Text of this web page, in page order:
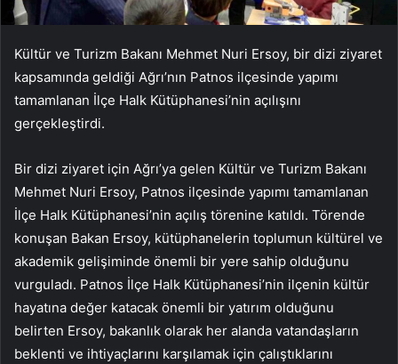
Kültür ve Turizm Bakanı Mehmet Nuri Ersoy, bir dizi ziyaret
kapsamında geldiği Ağrı’nın Patnos ilçesinde yapımı
tamamlanan İlçe Halk Kütüphanesi’nin açılışını
gerçekleştirdi.
Bir dizi ziyaret için Ağrı’ya gelen Kültür ve Turizm Bakanı
Mehmet Nuri Ersoy, Patnos ilçesinde yapımı tamamlanan
İlçe Halk Kütüphanesi’nin açılış törenine katıldı. Törende
konuşan Bakan Ersoy, kütüphanelerin toplumun kültürel ve
akademik gelişiminde önemli bir yere sahip olduğunu
vurguladı. Patnos İlçe Halk Kütüphanesi’nin ilçenin kültür
hayatına değer katacak önemli bir yatırım olduğunu
belirten Ersoy, bakanlık olarak her alanda vatandaşların
beklenti ve ihtiyaçlarını karşılamak için çalıştıklarını